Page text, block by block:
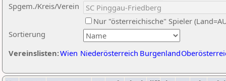
Sortierung
Spgem./Kreis/Verein
Nur "österreichische" Spieler
Vereinslisten:Wien Niederösterreich Burgenland